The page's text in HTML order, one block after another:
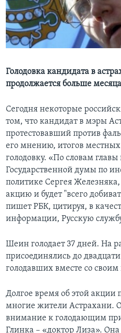
Learning English
СОЦИАЛЬНЫЕ СЕТИ
Языки
Голодовка кандидата в
продолжается больше месяца
Сегодня некоторые
том, что кандидат в мэры
протестовавший против
его мнению, итогов
голодовку. «По словам главы
Государственной думы по
политике Сергея
акцию и будет "всего
пишет РБК, цитируя, в
информации, Русскую
Шеин голодает 37 дней. На
присоединялись до
голодавших вместе со
Долгое время об этой акции
многие жители Астрахани.
внимание к голодающим
Глинка – «доктор Лиза». Она